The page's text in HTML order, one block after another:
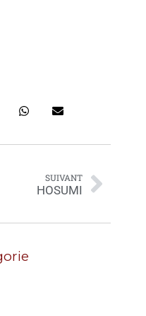
SUIVANT
HOSUMI